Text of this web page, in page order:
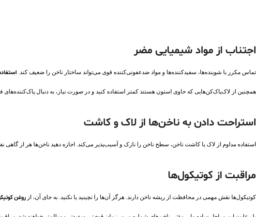
اجتناب از مواد شیمیایی مضر
تماس مکرر با شوینده‌ها، سفیدکننده‌ها و مواد ضدعفونی‌کننده قوی می‌تواند ساختار ناخن را ضعیف کند.
همچنین از لاک‌پاک‌کن‌هایی که حاوی استون هستند کمتر استفاده کنید و در صورت نیاز، به‌ دنبال پاک‌کننده‌های
استراحت دادن به ناخن‌ها از لاک و کاشت
استفاده مداوم از لاک یا کاشت ناخن، سطح ناخن را نازک و آسیب‌پذیر می‌کند. اجازه دهید ناخن‌ها هر از
مراقبت از کوتیکول‌ها
کوتیکول‌ها نقش مهمی در محافظت از ریشه ناخن دارند. هرگز آن‌ها را نچینید یا نکنید. به جای آن، از روغن